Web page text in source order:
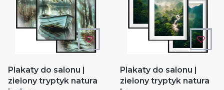
Plakaty do salonu |
zielony tryptyk natura
Plakaty do salonu |
zielony tryptyk natura